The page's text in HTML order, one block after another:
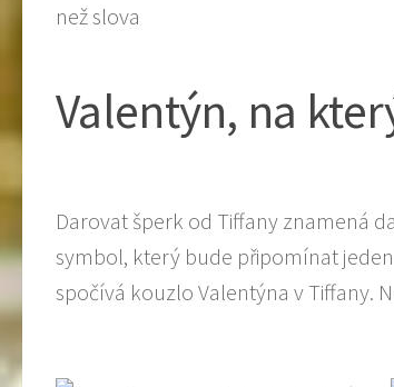
Valentýn, na
Darovat šperk od Tiffany znamená
symbol, který bude připomínat
spočívá kouzlo Valentýna v Tiffany.